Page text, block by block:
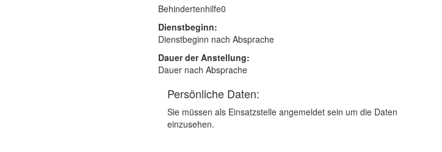
Behindertenhilfe0
Dienstbeginn:
Dienstbeginn nach Absprache
Dauer der Anstellung:
Dauer nach Absprache
Persönliche Daten:
Sie müssen als Einsatzstelle angemeldet sein um die Daten
einzusehen.